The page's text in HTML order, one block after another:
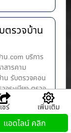
ตรวจบ้าน
น.com บริการ
สารคาม
น รับตรวจคอน
จระเบียง ตรวจ
หน้าต่าง​ ตรวจ
บบท่อน้ำ​ดี ท่อ
คา ตรวจการติด
งคา ตรวจ
ชร์ เพิ่มเติม
แอดไลน์ คลิก